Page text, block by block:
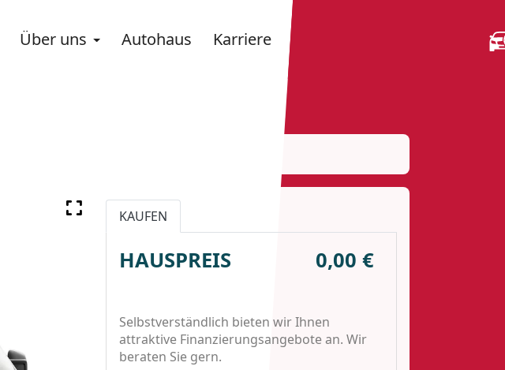
Über uns Autohaus Karriere
KAUFEN
HAUSPREIS 0,00 €
Selbstverständlich bieten wir Ihnen
attraktive Finanzierungsangebote an. Wir
beraten Sie gern.